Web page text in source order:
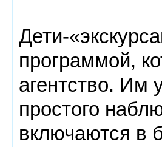
Дети-
программой,
агентство. Им
простого
включаются в